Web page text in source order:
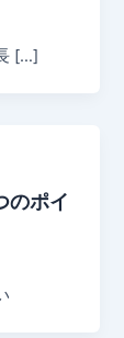
[…]
のポイ